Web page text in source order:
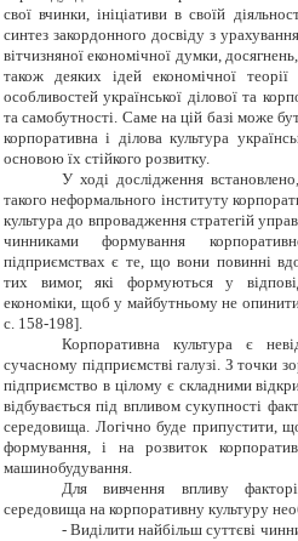
свої вчинки, ініціативи в своїй
синтез закордонного досвіду з
вітчизняної економічної думки,
також деяких ідей економічної теорії
особливостей української ділової та
та самобутності. Саме на цій базі може
корпоративна і ділова культура
основою їх стійкого розвитку.
У ході дослідження
такого неформального інституту
культура до впровадження стратегій
чинниками формування
підприємствах є те, що вони повинні
тих вимог, які формуються у
економіки, щоб у майбутньому не
c. 158-198].
Корпоративна культура є
сучасному підприємстві галузі. З точки
підприємство в цілому є складними
відбувається під впливом сукупності
середовища. Логічно буде припустити,
формування, і на розвиток
машинобудування.
Для вивчення впливу
середовища на корпоративну культуру
- Виділити найбільш суттєві